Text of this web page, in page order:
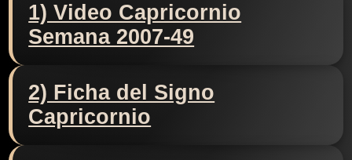
1) Video Capricornio
Semana 2007-49
2) Ficha del Signo
Capricornio